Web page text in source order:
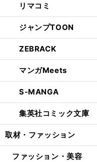
リマコミ
ジャンプTOON
ZEBRACK
マンガMeets
S-MANGA
集英社コミック文庫
取材・ファッション
ファッション・美容